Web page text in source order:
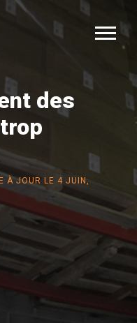
des
À JOUR LE 4 JUIN,